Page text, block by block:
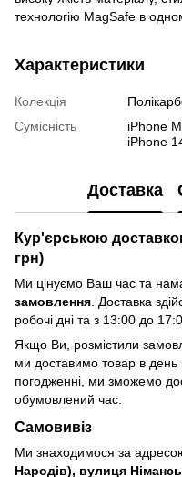
технологію MagSafe в
Характеристики
Колекція
Сумісність
iPhone
iPhone
Доставка
Кур'єрською
грн)
Ми цінуємо Ваш час та
замовлення . Доставка
робочі дні та з 13:00 до
Якщо Ви, розмістили
ми доставимо товар в
погодженні, ми зможемо
обумовлений час.
Самовивіз
Ми знаходимося за
Народів), вулиця